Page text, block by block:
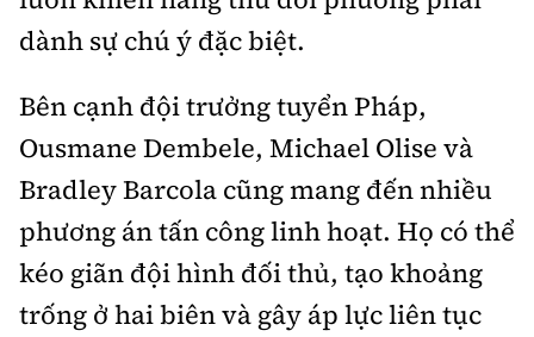
dành sự chú ý đặc biệt.
Bên cạnh đội trưởng tuyển Pháp,
Ousmane Dembele, Michael Olise và
Bradley Barcola cũng mang đến nhiều
phương án tấn công linh hoạt. Họ có thể
kéo giãn đội hình đối thủ, tạo khoảng
trống ở hai biên và gây áp lực liên tục